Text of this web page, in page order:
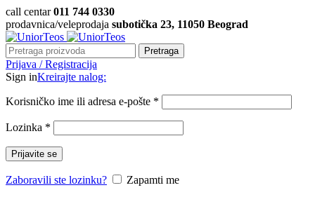
call centar011 744 0330
prodavnica/veleprodaja subotička 23, 11050 Beograd
Pretraga
Prijava / Registracija
Sign inKreirajte nalog:
Korisničko ime ili adresa e-pošte *
Lozinka *
Prijavite se
Zaboravili ste lozinku?
Zapamti me